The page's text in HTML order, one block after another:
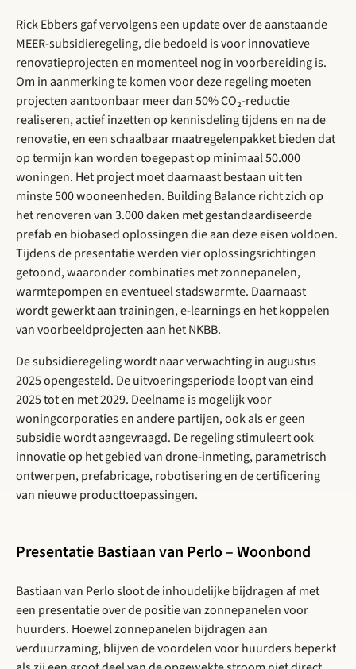
Rick Ebbers gaf vervolgens een update over de aanstaande
MEER-subsidieregeling, die bedoeld is voor innovatieve
renovatieprojecten en momenteel nog in voorbereiding is.
Om in aanmerking te komen voor deze regeling moeten
projecten aantoonbaar meer dan 50% CO₂-reductie
realiseren, actief inzetten op kennisdeling tijdens en na de
renovatie, en een schaalbaar maatregelenpakket bieden dat
op termijn kan worden toegepast op minimaal 50.000
woningen. Het project moet daarnaast bestaan uit ten
minste 500 wooneenheden. Building Balance richt zich op
het renoveren van 3.000 daken met gestandaardiseerde
prefab en biobased oplossingen die aan deze eisen voldoen.
Tijdens de presentatie werden vier oplossingsrichtingen
getoond, waaronder combinaties met zonnepanelen,
warmtepompen en eventueel stadswarmte. Daarnaast
wordt gewerkt aan trainingen, e-learnings en het koppelen
van voorbeeldprojecten aan het NKBB.
De subsidieregeling wordt naar verwachting in augustus
2025 opengesteld. De uitvoeringsperiode loopt van eind
2025 tot en met 2029. Deelname is mogelijk voor
woningcorporaties en andere partijen, ook als er geen
subsidie wordt aangevraagd. De regeling stimuleert ook
innovatie op het gebied van drone-inmeting, parametrisch
ontwerpen, prefabricage, robotisering en de certificering
van nieuwe producttoepassingen.
Presentatie Bastiaan van Perlo – Woonbond
Bastiaan van Perlo sloot de inhoudelijke bijdragen af met
een presentatie over de positie van zonnepanelen voor
huurders. Hoewel zonnepanelen bijdragen aan
verduurzaming, blijven de voordelen voor huurders beperkt